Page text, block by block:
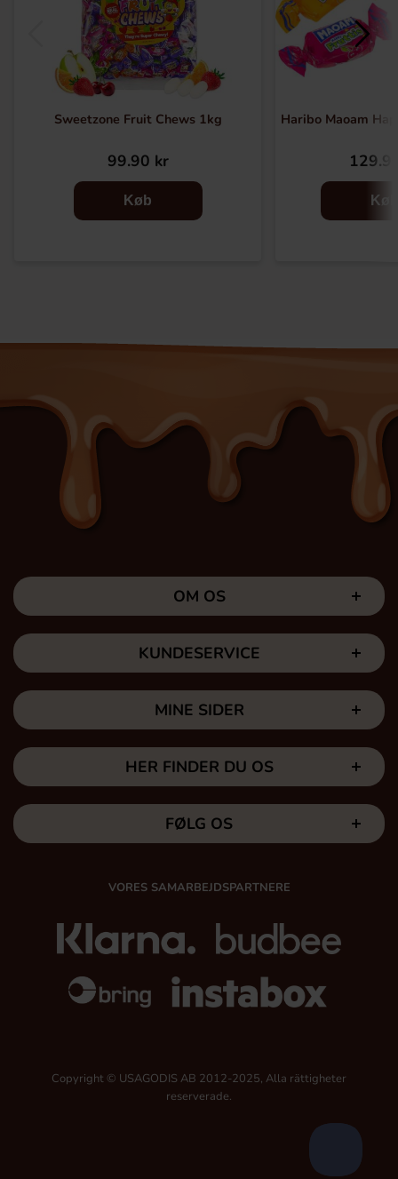
Sweetzone Fruit Chews 1kg
99.90 kr
Køb
Haribo Maoam
Køb
OM OS
KUNDESERVICE
MINE SIDER
HER FINDER DU OS
FØLG OS
VORES SAMARBEJDSPARTNERE
Copyright © USAGODIS AB 2012-2025, Alla rättigheter
reserverade.